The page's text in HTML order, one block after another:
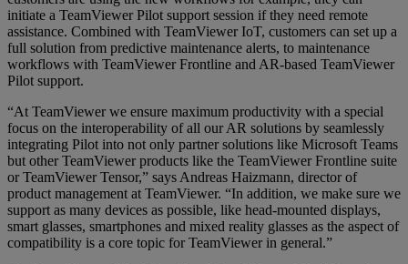
initiate a TeamViewer Pilot support session if they need remote
assistance. Combined with TeamViewer IoT, customers can set up a
full solution from predictive maintenance alerts, to maintenance
workflows with TeamViewer Frontline and AR-based TeamViewer
Pilot support.
“At TeamViewer we ensure maximum productivity with a special
focus on the interoperability of all our AR solutions by seamlessly
integrating Pilot into not only partner solutions like Microsoft Teams
but other TeamViewer products like the TeamViewer Frontline suite
or TeamViewer Tensor,” says Andreas Haizmann, director of
product management at TeamViewer. “In addition, we make sure we
support as many devices as possible, like head-mounted displays,
smart glasses, smartphones and mixed reality glasses as the aspect of
compatibility is a core topic for TeamViewer in general.”